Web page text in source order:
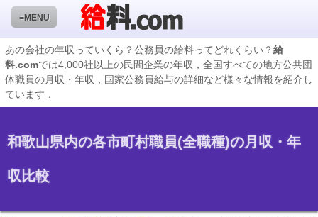
≡MENU
企業検索
年収ランキング
国家公務員編
地方公務員給料検索
私立大学教員編
あの会社の年収っていくら？公務員の給料ってどれくらい？給
料.comでは4,000社以上の民間企業の年収，全国すべての地方公共団
体職員の月収・年収，国家公務員給与の詳細など様々な情報を紹介し
ています．
和歌山県内の各市町村職員(全職種)の月収・年
収比較